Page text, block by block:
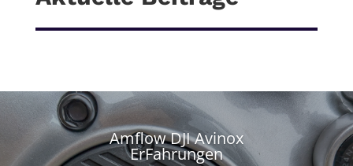
Amflow DJI Avinox
ErFahrungen